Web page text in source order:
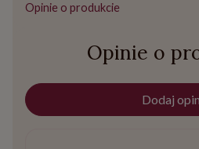
Opinie o produkcie
Opinie o
Dodaj